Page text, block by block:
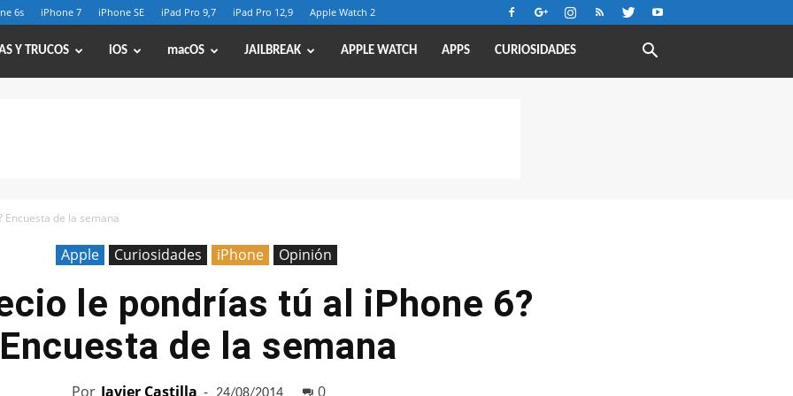
6s iPhone 7 iPhone SE iPad Pro 9,7 iPad Pro 12,9 Apple Watch 2
Y TRUCOS iOS macOS JAILBREAK APPLE WATCH APPS CURIOSIDADES
Encuesta de la semana
Apple Curiosidades iPhone Opinión
le pondrías tú al iPhone 6?
Encuesta de la semana
Por Javier Castilla - 0